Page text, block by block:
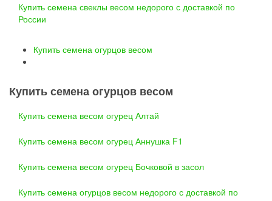
Купить семена свеклы весом недорого с доставкой по
России
Купить семена огурцов весом
Купить семена огурцов весом
Купить семена весом огурец Алтай
Купить семена весом огурец Аннушка F1
Купить семена весом огурец Бочковой в засол
Купить семена огурцов весом недорого с доставкой по